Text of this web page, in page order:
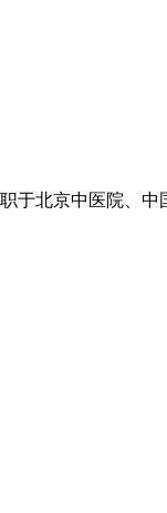
于北京中医院、